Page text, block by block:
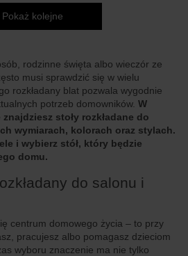
Pokaż kolejne
rodzinne święta albo wieczór ze
musi sprawdzić się w wielu
rozkładany blat pozwala wygodnie
potrzeb domowników. W
stoły rozkładane do
wymiarach, kolorach oraz stylach.
i wybierz stół, który będzie
domu.
do salonu i
centrum domowego życia – to przy
pracujesz albo pomagasz dzieciom
wyboru znaczenie ma nie tylko